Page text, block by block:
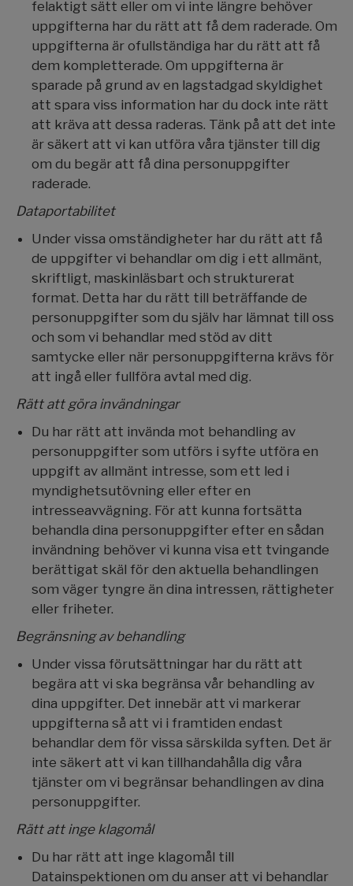
felaktigt sätt eller om vi inte längre behöver
uppgifterna har du rätt att få dem raderade. Om
uppgifterna är ofullständiga har du rätt att få
dem kompletterade. Om uppgifterna är
sparade på grund av en lagstadgad skyldighet
att spara viss information har du dock inte rätt
att kräva att dessa raderas. Tänk på att det inte
är säkert att vi kan utföra våra tjänster till dig
om du begär att få dina personuppgifter
raderade.
Dataportabilitet
Under vissa omständigheter har du rätt att få
de uppgifter vi behandlar om dig i ett allmänt,
skriftligt, maskinläsbart och strukturerat
format. Detta har du rätt till beträffande de
personuppgifter som du själv har lämnat till oss
och som vi behandlar med stöd av ditt
samtycke eller när personuppgifterna krävs för
att ingå eller fullföra avtal med dig.
Rätt att göra invändningar
Du har rätt att invända mot behandling av
personuppgifter som utförs i syfte utföra en
uppgift av allmänt intresse, som ett led i
myndighetsutövning eller efter en
intresseavvägning. För att kunna fortsätta
behandla dina personuppgifter efter en sådan
invändning behöver vi kunna visa ett tvingande
berättigat skäl för den aktuella behandlingen
som väger tyngre än dina intressen, rättigheter
eller friheter.
Begränsning av behandling
Under vissa förutsättningar har du rätt att
begära att vi ska begränsa vår behandling av
dina uppgifter. Det innebär att vi markerar
uppgifterna så att vi i framtiden endast
behandlar dem för vissa särskilda syften. Det är
inte säkert att vi kan tillhandahålla dig våra
tjänster om vi begränsar behandlingen av dina
personuppgifter.
Rätt att inge klagomål
Du har rätt att inge klagomål till
Datainspektionen om du anser att vi behandlar